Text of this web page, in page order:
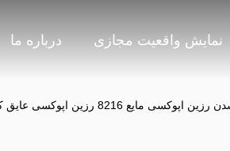
نمایش واقعیت مجازی درباره ما